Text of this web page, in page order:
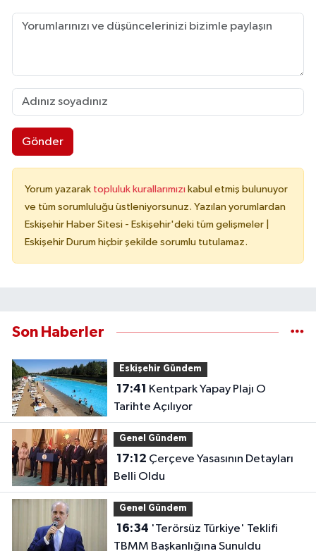
Gönder
Yorum yazarak topluluk kurallarımızı kabul etmiş bulunuyor
ve tüm sorumluluğu üstleniyorsunuz. Yazılan yorumlardan
Eskişehir Haber Sitesi - Eskişehir'deki tüm gelişmeler |
Eskişehir Durum hiçbir şekilde sorumlu tutulamaz.
Son Haberler
Eskişehir Gündem
17:41
Tarihte Açılıyor
Genel Gündem
17:12
Belli Oldu
Genel Gündem
16:34
TBMM Başkanlığına Sunuldu